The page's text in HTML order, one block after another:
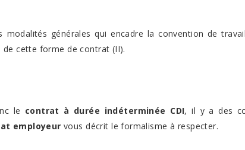
modalités générales qui encadre la convention de
de cette forme de contrat (II).
le contrat à durée indéterminée CDI, il y a des
employeur vous décrit le formalisme à respecter.